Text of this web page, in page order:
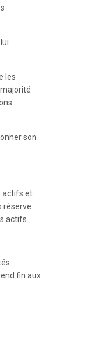
les
son
actifs et
réserve
actifs.
fin aux